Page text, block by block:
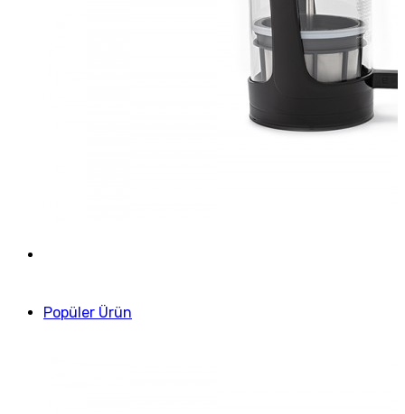
Popüler Ürün